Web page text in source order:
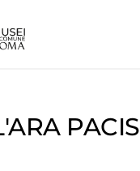
PACIS